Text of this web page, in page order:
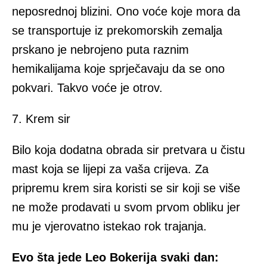
neposrednoj blizini. Ono voće koje mora da
se transportuje iz prekomorskih zemalja
prskano je nebrojeno puta raznim
hemikalijama koje sprječavaju da se ono
pokvari. Takvo voće je otrov.
7. Krem sir
Bilo koja dodatna obrada sir pretvara u čistu
mast koja se lijepi za vaša crijeva. Za
pripremu krem sira koristi se sir koji se više
ne može prodavati u svom prvom obliku jer
mu je vjerovatno istekao rok trajanja.
Evo šta jede Leo Bokerija svaki dan: